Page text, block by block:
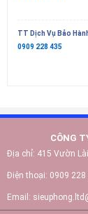
TT Dịch Vụ Bảo
0909 228 435
CÔNG
Địa chỉ: 415 Vườn
Điện thoại: 0909 228
Email: